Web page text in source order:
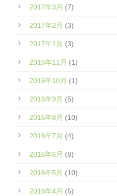
2017年3月 (7)
2017年2月 (3)
2017年1月 (3)
2016年11月 (1)
2016年10月 (1)
2016年9月 (5)
2016年8月 (10)
2016年7月 (4)
2016年6月 (8)
2016年5月 (10)
2016年4月 (5)